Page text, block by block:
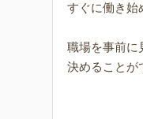
すぐに働き始
職場を事前に
決めることが